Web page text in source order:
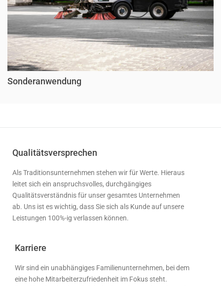
Sonderanwendung
Qualitätsversprechen
Als Traditionsunternehmen stehen wir für Werte. Hieraus
leitet sich ein anspruchsvolles, durchgängiges
Qualitätsverständnis für unser gesamtes Unternehmen
ab. Uns ist es wichtig, dass Sie sich als Kunde auf unsere
Leistungen 100%-ig verlassen können.
Karriere
Wir sind ein unabhängiges Familienunternehmen, bei dem
eine hohe Mitarbeiterzufriedenheit im Fokus steht.